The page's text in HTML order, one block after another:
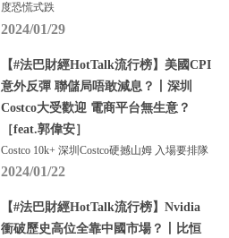
度恐慌式跌
2024/01/29
【#法巴財經HotTalk流行榜】美國CPI
意外反彈 聯儲局唔敢減息？丨深圳
Costco大受歡迎 電商平台無生意？
［feat.郭偉安］
Costco 10k+ 深圳Costco硬撼山姆 入場要排隊
2024/01/22
【#法巴財經HotTalk流行榜】Nvidia
衝破歷史高位全靠中國市場？丨比恒